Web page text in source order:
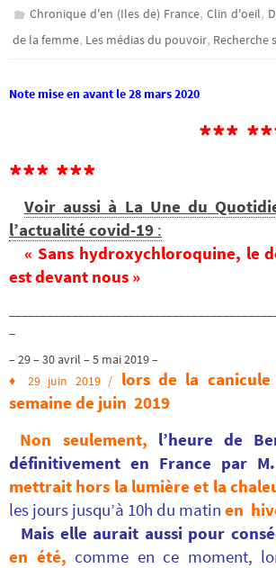
Chronique d'en (Iles de) France,Clin d'oeil,
de la femme, Les médias du pouvoir, Recherche
Note mise en avant le 28 mars 2020
***
*** ***
Voir aussi à La Une du
l’actualité covid-19 :
« Sans hydroxychloroquine, le
est devant nous »
– 29 – 30 avril – 5 mai 2019 –
♦ 29 juin 2019 /
lors de la
semaine de juin 2019
Non seulement, l’heure de
définitivement en France par
mettrait hors la lumière et la
les jours jusqu’à 10h du matin en
Mais elle aurait aussi pour
en été, comme en ce moment,